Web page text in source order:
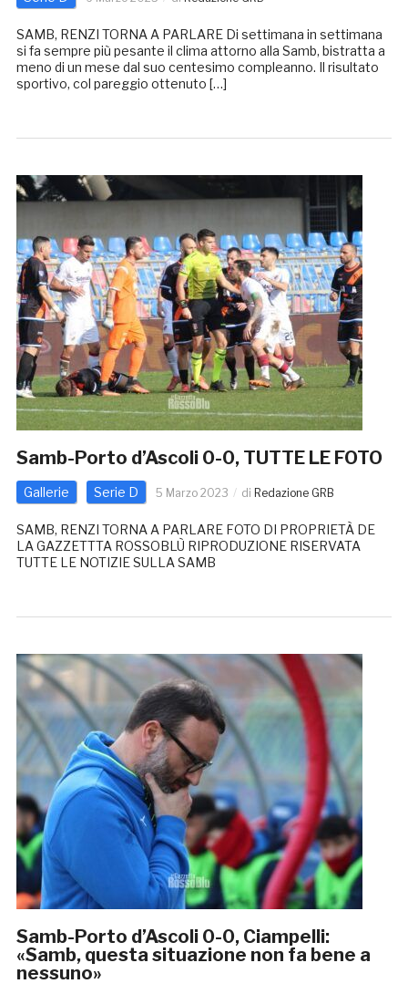
SAMB, RENZI TORNA A PARLARE Di settimana in settimana
si fa sempre più pesante il clima attorno alla Samb, bistratta a
meno di un mese dal suo centesimo compleanno. Il risultato
sportivo, col pareggio ottenuto […]
Samb-Porto d’Ascoli 0-0, TUTTE LE FOTO
Gallerie Serie D 5 Marzo 2023 di Redazione GRB
SAMB, RENZI TORNA A PARLARE FOTO DI PROPRIETÀ DE
LA GAZZETTTA ROSSOBLÙ RIPRODUZIONE RISERVATA
TUTTE LE NOTIZIE SULLA SAMB
Samb-Porto d’Ascoli 0-0, Ciampelli:
«Samb, questa situazione non fa bene a
nessuno»